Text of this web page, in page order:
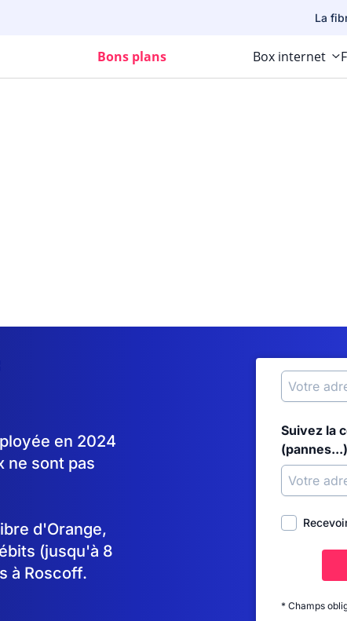
La
Bons plans Box internet
en 2024
ne sont pas
d'Orange,
(jusqu'à 8
à Roscoff.
Suivez la
(pannes...)
* Champs